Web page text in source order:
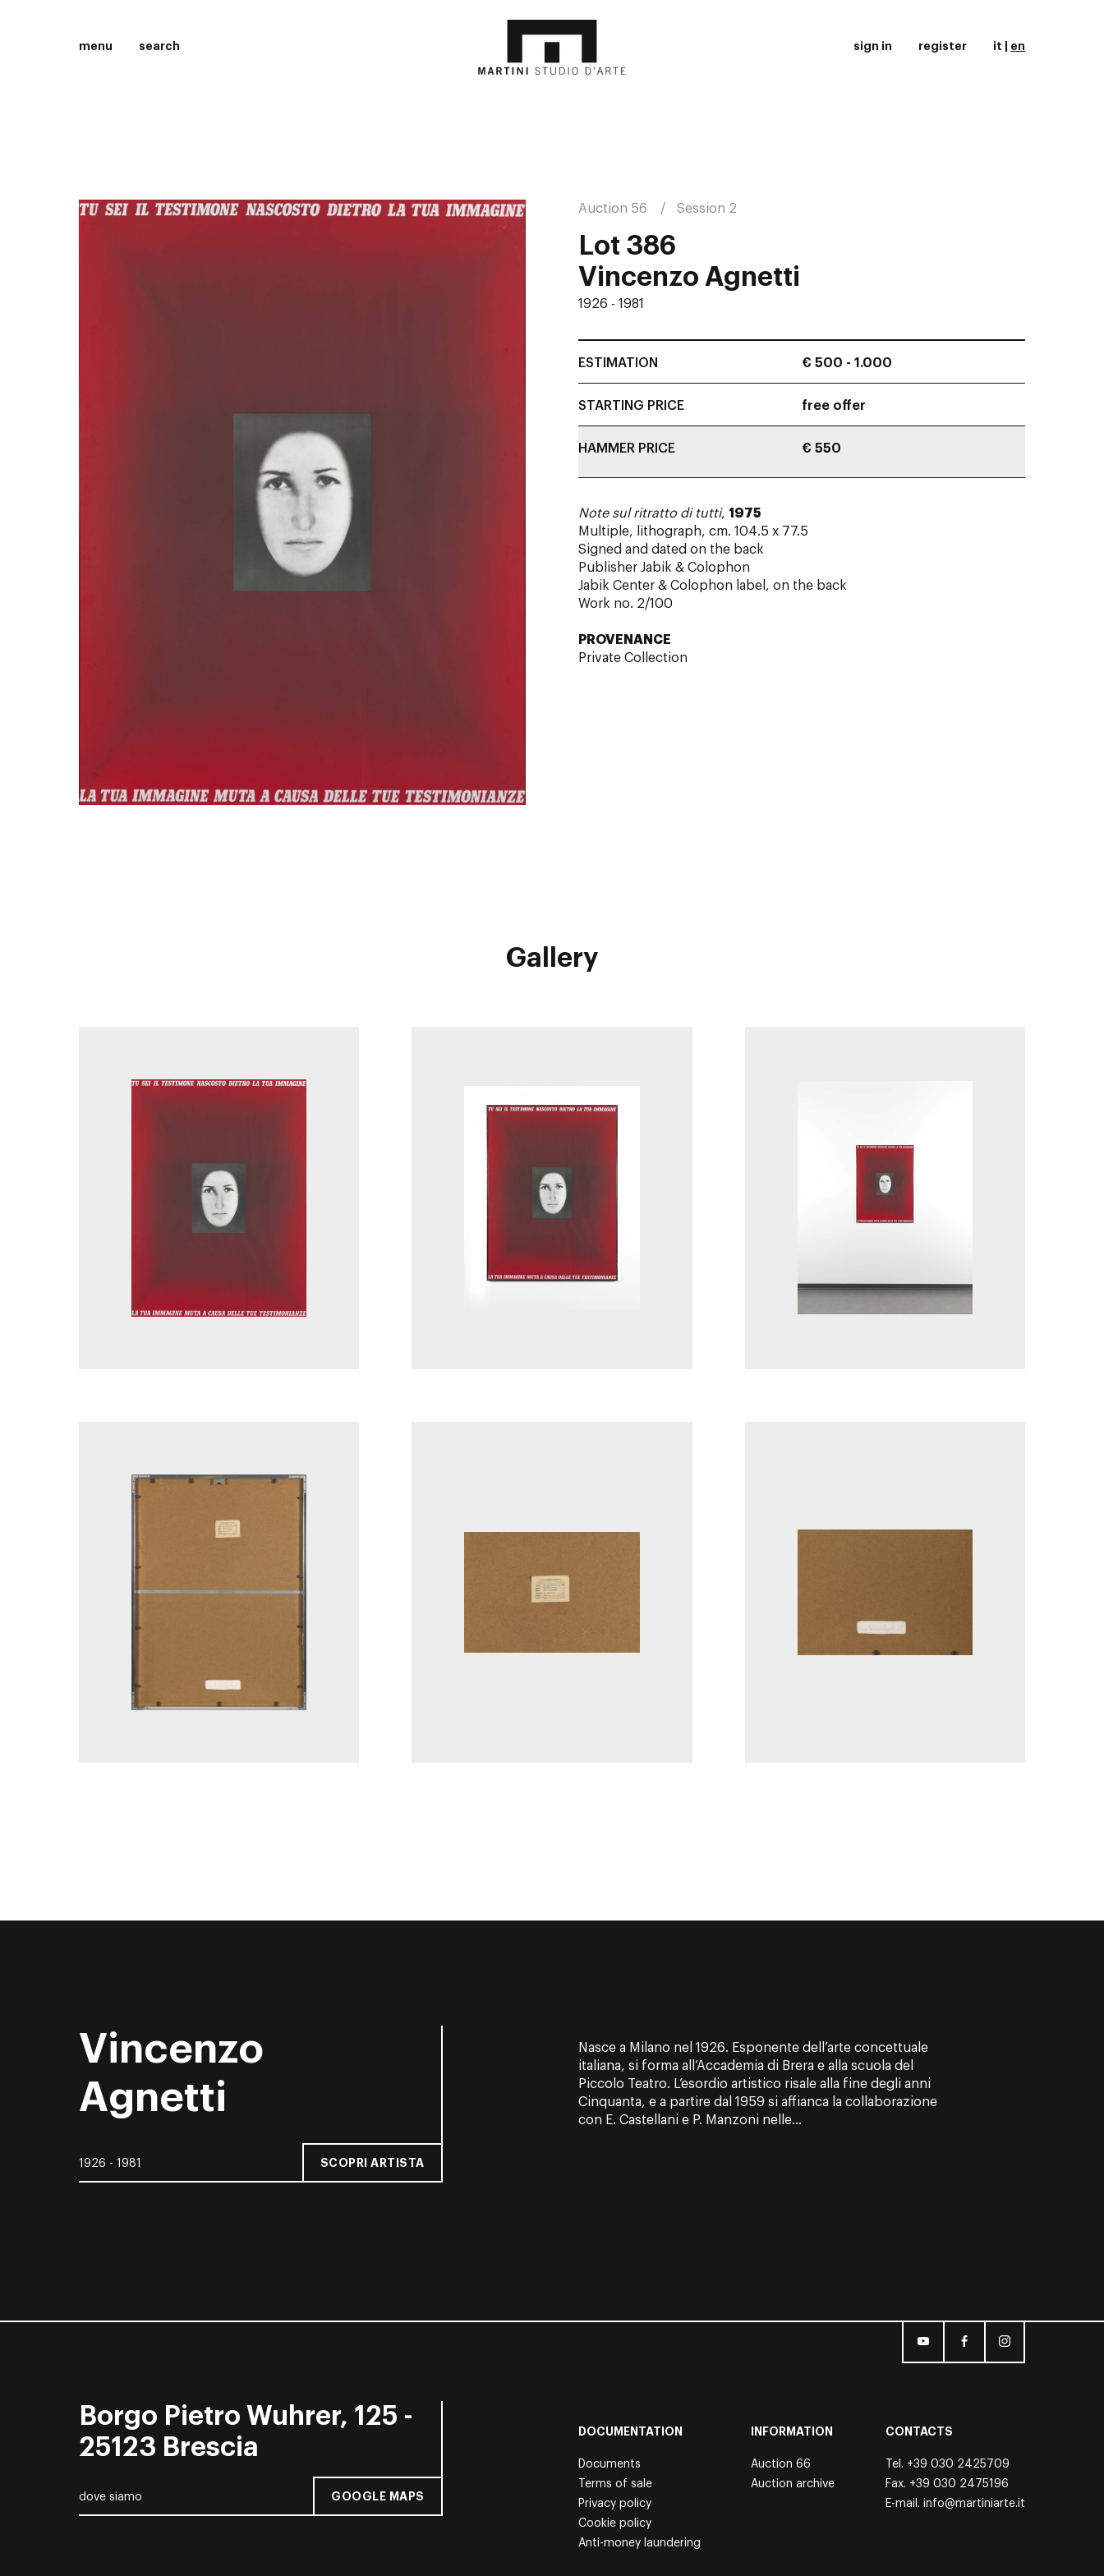
menu search sign in register it en
Auction 56 Session 2
Lot 386
Vincenzo Agnetti
1926 - 1981
ESTIMATION € 500 - 1.000
STARTING PRICE free offer
HAMMER PRICE € 550
Note sul ritratto di tutti, 1975
Multiple, lithograph, cm. 104.5 x 77.5
Signed and dated on the back
Publisher Jabik & Colophon
Jabik Center & Colophon label, on the back
Work no. 2/100
PROVENANCE
Private Collection
Gallery
Vincenzo
Agnetti
1926 - 1981 SCOPRI ARTISTA
Nasce a Milano nel 1926. Esponente dell’arte concettuale
italiana, si forma all’Accademia di Brera e alla scuola del
Piccolo Teatro. L’esordio artistico risale alla fine degli anni
Cinquanta, e a partire dal 1959 si affianca la collaborazione
con E. Castellani e P. Manzoni nelle...
Borgo Pietro Wuhrer, 125 -
25123 Brescia
dove siamo GOOGLE MAPS
DOCUMENTATION
Documents
Terms of sale
Privacy policy
Cookie policy
Anti-money laundering
INFORMATION
Auction 66
Auction archive
CONTACTS
Tel. +39 030 2425709
Fax. +39 030 2475196
E-mail. info@martiniarte.it